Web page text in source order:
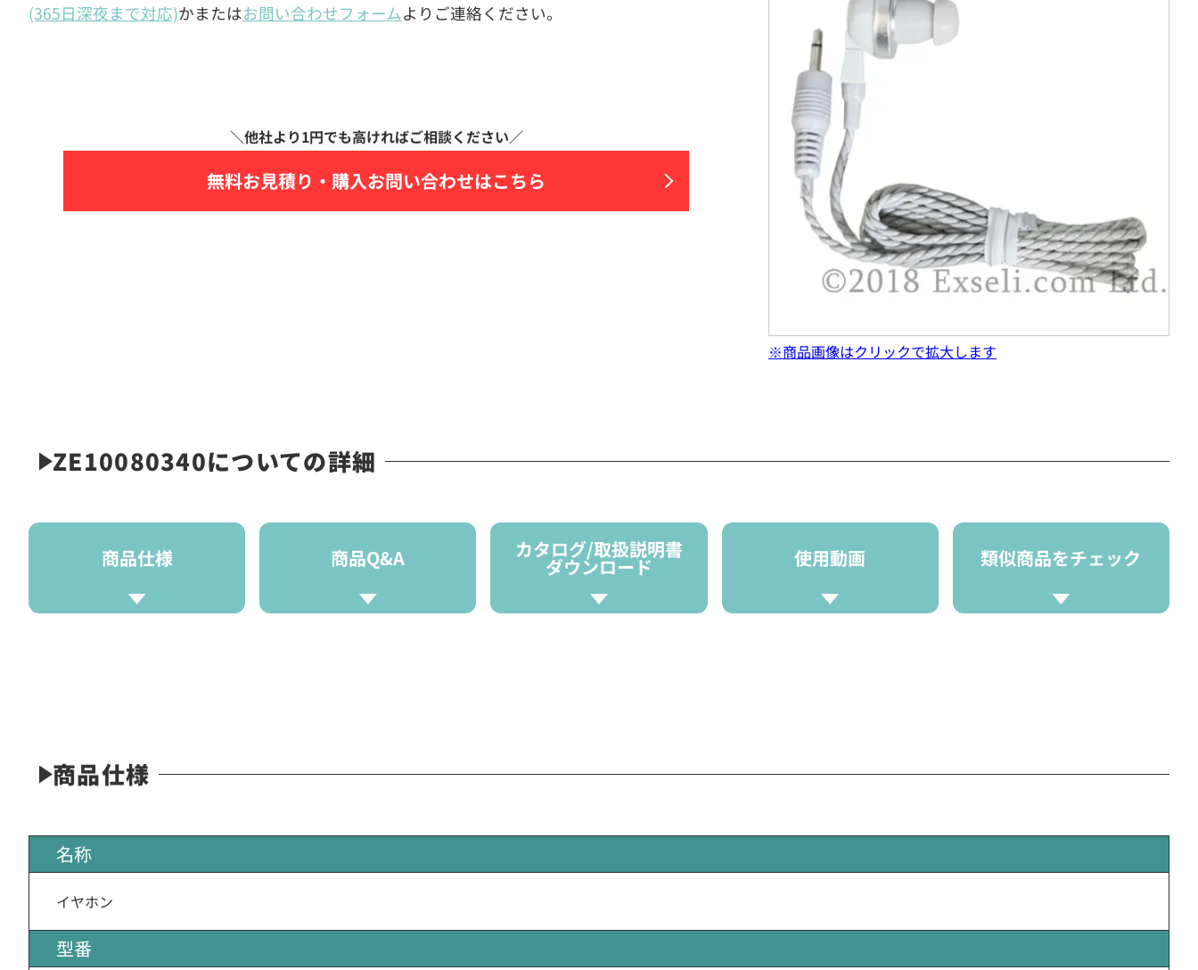
(365日深夜まで対応)かまたはお問い合わせフォームよりご連絡ください。
無料お見積り・ 購入お問い合わせはこちら
※商品画像はクリックで拡大します
ZE10080340についての詳細
商品仕様 商品Q&A カタログ/取扱説明書
ダウンロード 使用動画 類似商品をチェック
商品仕様
名称
イヤホン
型番